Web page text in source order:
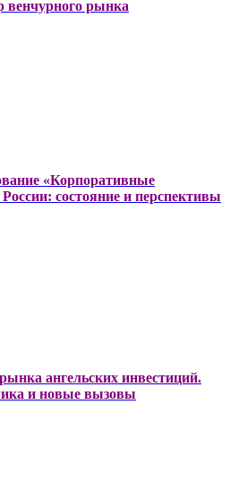
венчурного рынка
«Корпоративные
состояние и перспективы
ангельских инвестиций.
и новые вызовы